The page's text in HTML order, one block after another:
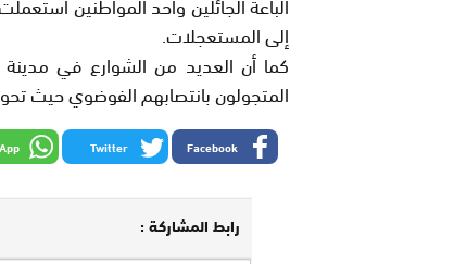
إلى المستعجلات.
كما أن العديد من الشوارع في
المتجولون بانتصابهم الفوضوي حيث
Facebook
Twitter
رابط المشاركة :